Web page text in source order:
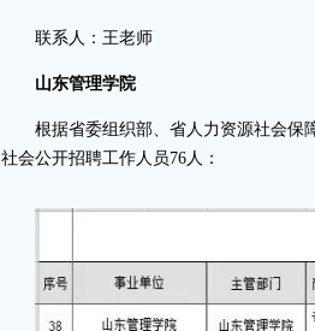
联系人：王老师
山东管理学院
根据省委组织部、省人力资源社会保
社会公开招聘工作人员76人：